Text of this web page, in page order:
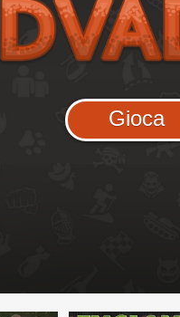
Gioca